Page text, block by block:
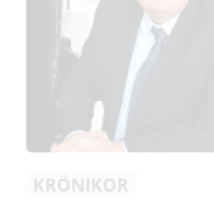
KRÖNIKOR